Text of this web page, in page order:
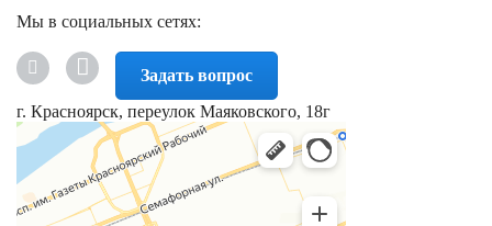
Мы в социальных сетях:
Задать вопрос
г. Красноярск, переулок Маяковского, 18г